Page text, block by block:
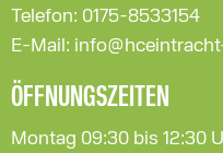
Telefon: 0175-8533154
E-Mail:
ÖFFNUNGSZEITEN
Montag 09:30 bis 12:30